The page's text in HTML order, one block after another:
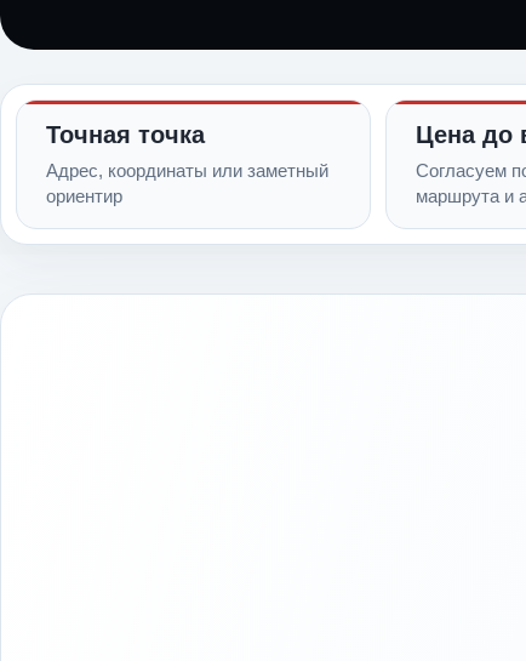
Точная точка
Адрес, координаты или заметный
ориентир
Цена до
Согласуем
маршрута и